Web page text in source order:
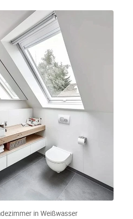
in Weißwasser